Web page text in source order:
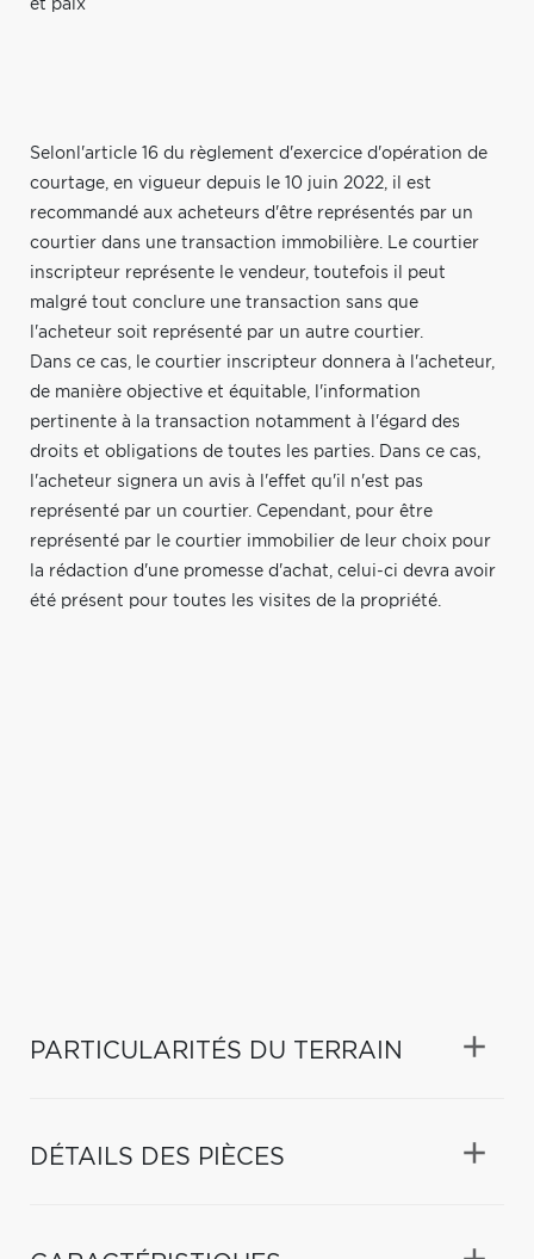
et paix
Selonl'article 16 du règlement d'exercice d'opération de
courtage, en vigueur depuis le 10 juin 2022, il est
recommandé aux acheteurs d'être représentés par un
courtier dans une transaction immobilière. Le courtier
inscripteur représente le vendeur, toutefois il peut
malgré tout conclure une transaction sans que
l'acheteur soit représenté par un autre courtier.
Dans ce cas, le courtier inscripteur donnera à l'acheteur,
de manière objective et équitable, l'information
pertinente à la transaction notamment à l'égard des
droits et obligations de toutes les parties. Dans ce cas,
l'acheteur signera un avis à l'effet qu'il n'est pas
représenté par un courtier. Cependant, pour être
représenté par le courtier immobilier de leur choix pour
la rédaction d'une promesse d'achat, celui-ci devra avoir
été présent pour toutes les visites de la propriété.
PARTICULARITÉS DU TERRAIN
DÉTAILS DES PIÈCES